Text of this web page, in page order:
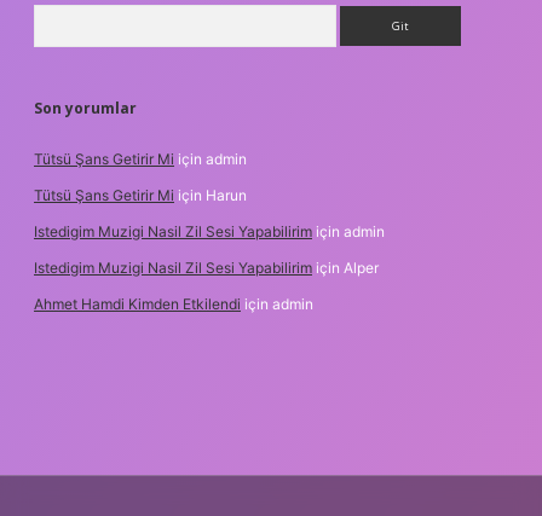
Son yorumlar
Tütsü Şans Getirir Mi için admin
Tütsü Şans Getirir Mi için Harun
Istedigim Muzigi Nasil Zil Sesi Yapabilirim için admin
Istedigim Muzigi Nasil Zil Sesi Yapabilirim için Alper
Ahmet Hamdi Kimden Etkilendi için admin